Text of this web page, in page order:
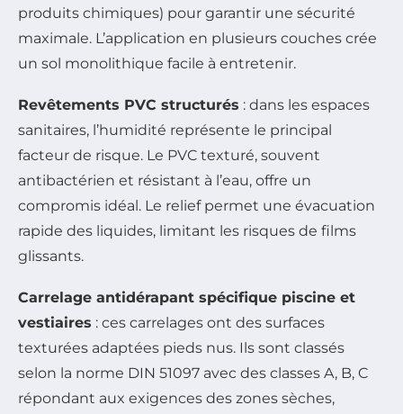
produits chimiques) pour garantir une sécurité
maximale. L’application en plusieurs couches crée
un sol monolithique facile à entretenir.
Revêtements PVC structurés : dans les espaces
sanitaires, l’humidité représente le principal
facteur de risque. Le PVC texturé, souvent
antibactérien et résistant à l’eau, offre un
compromis idéal. Le relief permet une évacuation
rapide des liquides, limitant les risques de films
glissants.
Carrelage antidérapant spécifique piscine et
vestiaires : ces carrelages ont des surfaces
texturées adaptées pieds nus. Ils sont classés
selon la norme DIN 51097 avec des classes A, B, C
répondant aux exigences des zones sèches,